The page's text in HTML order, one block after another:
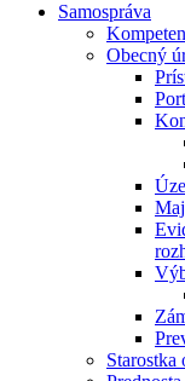
Samospráva
Obecný
Starostka